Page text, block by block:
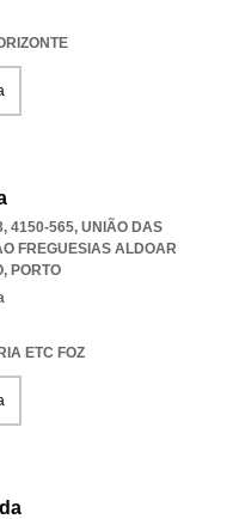
4150-565, UNIÃO DAS
FREGUESIAS ALDOAR
, PORTO
ETC FOZ